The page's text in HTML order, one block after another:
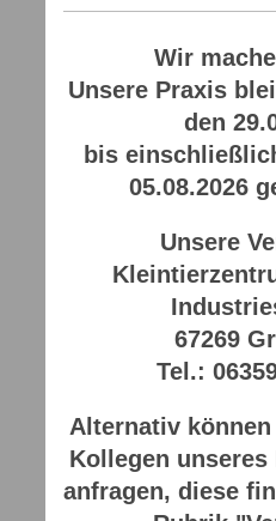
Wir
Unsere Praxis
den
bis
05.08.2026
Unsere
67269
Tel.:
Alternativ
Kollegen
anfragen, diese